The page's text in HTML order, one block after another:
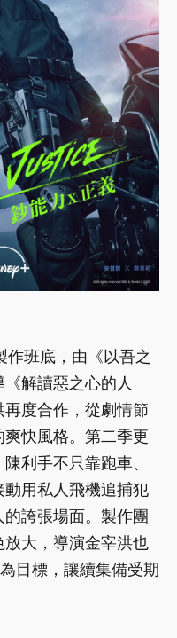
作班底，由《以吾之
解讀惡之心的人
度合作，從劇情節
快風格。第二季更
利手不只靠跑車、
用私人飛機追捕犯
誇張場面。製作團
大，導演金宰洪也
目標，讓續集備受期